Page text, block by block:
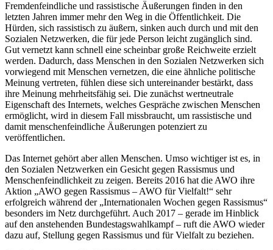
Fremdenfeindliche und rassistische Äußerungen finden in den
letzten Jahren immer mehr den Weg in die Öffentlichkeit. Die
Hürden, sich rassistisch zu äußern, sinken auch durch und mit den
Sozialen Netzwerken, die für jede Person leicht zugänglich sind.
Gut vernetzt kann schnell eine scheinbar große Reichweite erzielt
werden. Dadurch, dass Menschen in den Sozialen Netzwerken sich
vorwiegend mit Menschen vernetzen, die eine ähnliche politische
Meinung vertreten, fühlen diese sich untereinander bestärkt, dass
ihre Meinung mehrheitsfähig sei. Die zunächst wertneutrale
Eigenschaft des Internets, welches Gespräche zwischen Menschen
ermöglicht, wird in diesem Fall missbraucht, um rassistische und
damit menschenfeindliche Äußerungen potenziert zu
veröffentlichen.
Das Internet gehört aber allen Menschen. Umso wichtiger ist es, in
den Sozialen Netzwerken ein Gesicht gegen Rassismus und
Menschenfeindlichkeit zu zeigen. Bereits 2016 hat die AWO ihre
Aktion „AWO gegen Rassismus – AWO für Vielfalt!“ sehr
erfolgreich während der „Internationalen Wochen gegen Rassismus“
besonders im Netz durchgeführt. Auch 2017 – gerade im Hinblick
auf den anstehenden Bundestagswahlkampf – ruft die AWO wieder
dazu auf, Stellung gegen Rassismus und für Vielfalt zu beziehen.